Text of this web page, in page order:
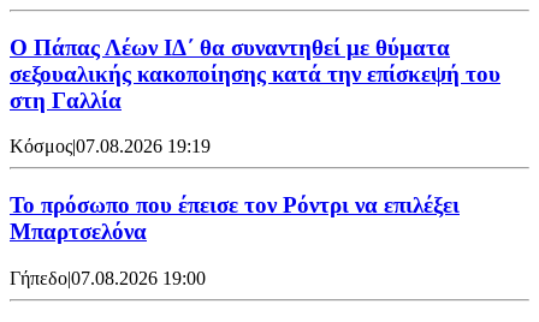
Ο Πάπας Λέων ΙΔ΄ θα συναντηθεί με θύματα
σεξουαλικής κακοποίησης κατά την επίσκεψή του
στη Γαλλία
Κόσμος|07.08.2026 19:19
Το πρόσωπο που έπεισε τον Ρόντρι να επιλέξει
Μπαρτσελόνα
Γήπεδο|07.08.2026 19:00